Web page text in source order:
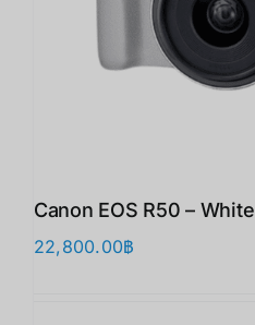
Canon EOS R50 – White
22,800.00฿